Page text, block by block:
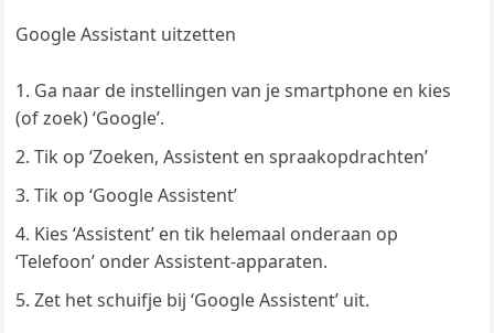
Google Assistant uitzetten
Ga naar de instellingen van je smartphone en kies
(of zoek) ‘Google’.
Tik op ‘Zoeken, Assistent en spraakopdrachten’
Tik op ‘Google Assistent’
Kies ‘Assistent’ en tik helemaal onderaan op
‘Telefoon’ onder Assistent-apparaten.
Zet het schuifje bij ‘Google Assistent’ uit.